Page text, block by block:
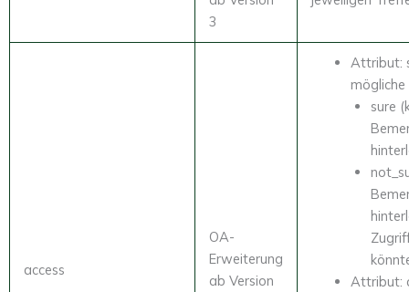
3
access
OA-
Erweiterung
ab Version
Attribut:
sure
Attribut: